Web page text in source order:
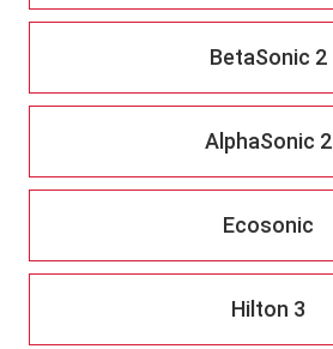
BetaSonic 2
AlphaSonic 2
Ecosonic
Hilton 3